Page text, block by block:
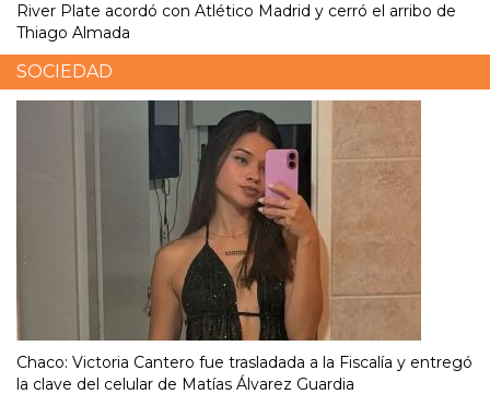
River Plate acordó con Atlético Madrid y cerró el arribo de
Thiago Almada
SOCIEDAD
Chaco: Victoria Cantero fue trasladada a la Fiscalía y entregó
la clave del celular de Matías Álvarez Guardia